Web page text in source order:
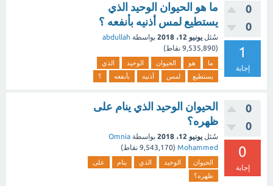
0
0
1
إجابة
ما هو الحيوان الوحيد الذي
يستطيع لمس أذنيه بأنفعه ؟
سُئل يونيو 12، 2018 بواسطة abdullah
(
9,535,890 نقاط)
ما هو الحيوان الوحيد
الذي
يستطيع
لمس أذنيه بأنفعه ؟
0
0
0
إجابة
الحيوان الوحيد الذي ينام على
ظهره؟
سُئل يونيو 12، 2018 بواسطة Omnia
Mohammed
(
9,543,170 نقاط)
الحيوان الوحيد الذي ينام
على
ظهره؟